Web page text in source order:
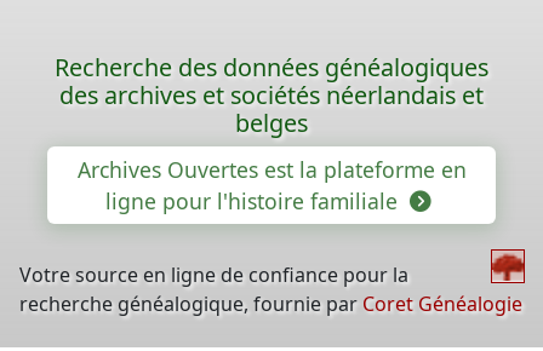
Recherche des données généalogiques
des archives et sociétés néerlandais et
belges
Archives Ouvertes est la plateforme en
ligne pour l'histoire familiale
Votre source en ligne de confiance pour la
recherche généalogique, fournie par Coret Généalogie